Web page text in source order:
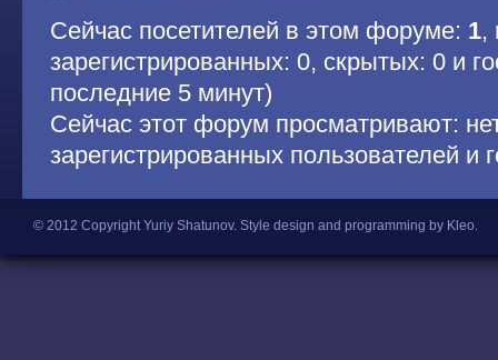
Сейчас посетителей в этом форуме: 1,
зарегистрированных: 0, скрытых: 0 и
последние 5 минут)
Сейчас этот форум просматривают:
зарегистрированных пользователей и
© 2012 Copyright Yuriy Shatunov. Style design and programming by Kleo.